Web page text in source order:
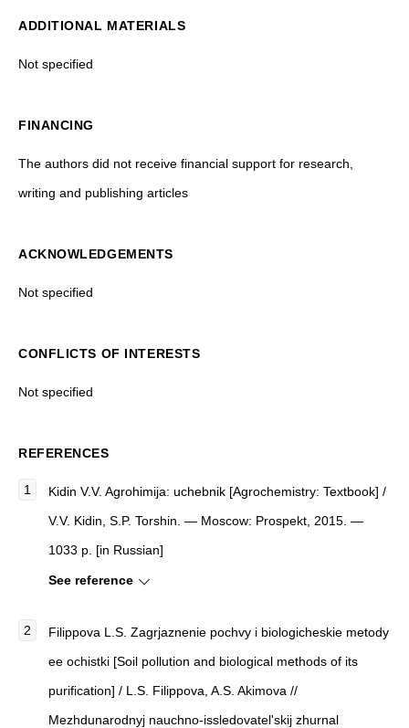
ADDITIONAL MATERIALS
Not specified
FINANCING
The authors did not receive financial support for research,
writing and publishing articles
ACKNOWLEDGEMENTS
Not specified
CONFLICTS OF INTERESTS
Not specified
REFERENCES
Kidin V.V. Agrohimija: uchebnik [Agrochemistry: Textbook] /
V.V. Kidin, S.P. Torshin. — Moscow: Prospekt, 2015. —
1033 p. [in Russian]
See reference
Filippova L.S. Zagrjaznenie pochvy i biologicheskie metody
ee ochistki [Soil pollution and biological methods of its
purification] / L.S. Filippova, A.S. Akimova //
Mezhdunarodnyj nauchno-issledovatel'skij zhurnal